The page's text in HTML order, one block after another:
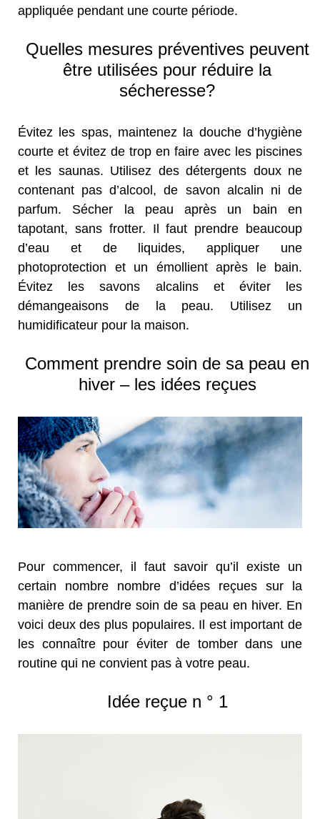
appliquée pendant une courte période.
Quelles mesures préventives peuvent
être utilisées pour réduire la
sécheresse?
Évitez les spas, maintenez la douche d’hygiène
courte et évitez de trop en faire avec les piscines
et les saunas. Utilisez des détergents doux ne
contenant pas d’alcool, de savon alcalin ni de
parfum. Sécher la peau après un bain en
tapotant, sans frotter. Il faut prendre beaucoup
d’eau et de liquides, appliquer une
photoprotection et un émollient après le bain.
Évitez les savons alcalins et éviter les
démangeaisons de la peau. Utilisez un
humidificateur pour la maison.
Comment prendre soin de sa peau en
hiver – les idées reçues
Pour commencer, il faut savoir qu’il existe un
certain nombre nombre d’idées reçues sur la
manière de prendre soin de sa peau en hiver. En
voici deux des plus populaires. Il est important de
les connaître pour éviter de tomber dans une
routine qui ne convient pas à votre peau.
Idée reçue n ° 1